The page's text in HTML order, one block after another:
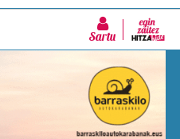
Sartu